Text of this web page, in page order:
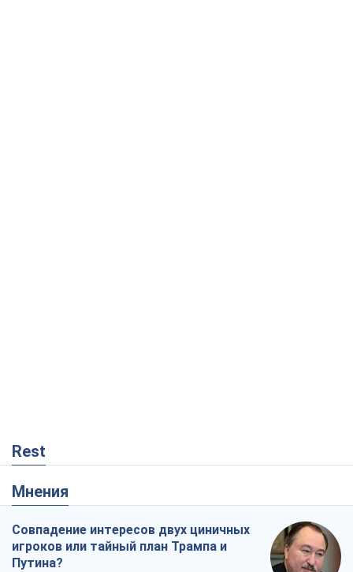
Rest
Мнения
Совпадение интересов двух циничных
игроков или тайный план Трампа и
Путина?